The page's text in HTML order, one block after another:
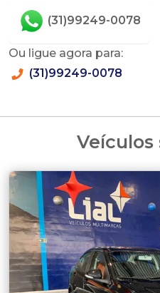
(31)99249-0078
Ou ligue agora para:
(31)99249-0078